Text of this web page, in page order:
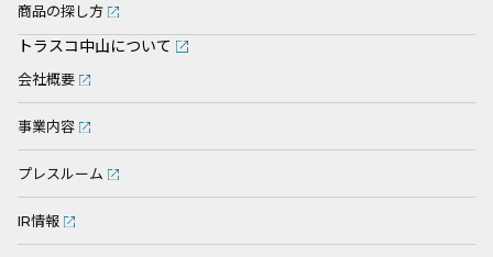
商品の探し方
トラスコ中山について
会社概要
事業内容
プレスルーム
IR情報